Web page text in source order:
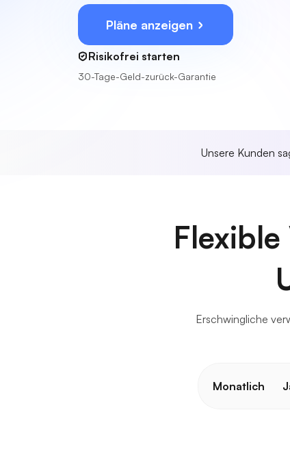
Pläne anzeigen
Risikofrei starten
30-Tage-Geld-zurück-Garantie
Unsere Kunden
Erschwingliche
Monatlich